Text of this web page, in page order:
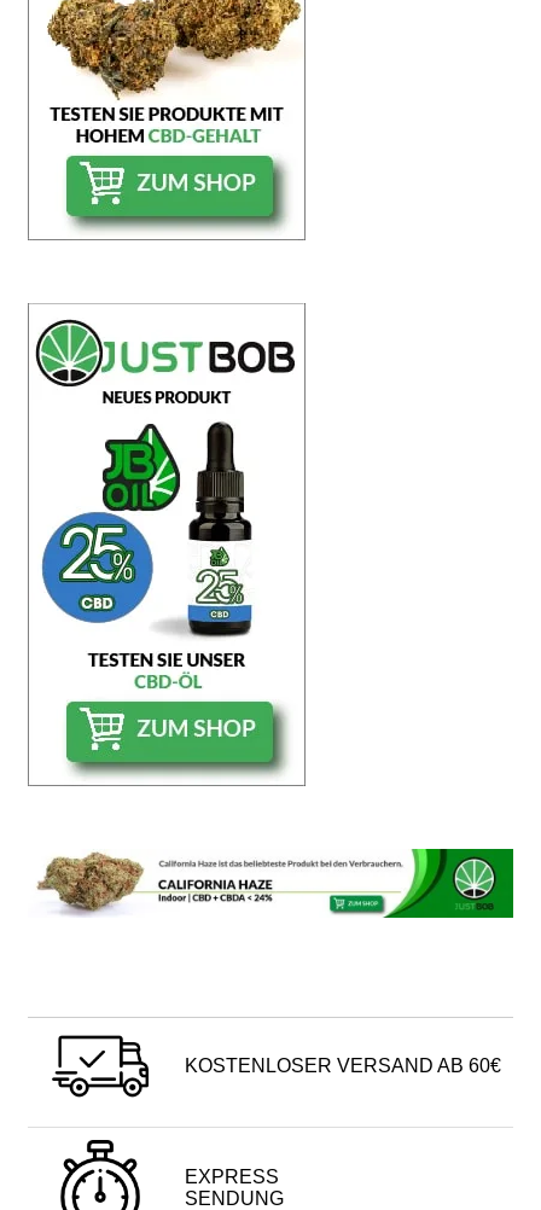
KOSTENLOSER VERSAND AB 60€
EXPRESS
SENDUNG